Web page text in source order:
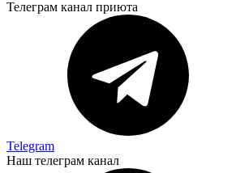
Телеграм канал приюта
Telegram
Наш телеграм канал